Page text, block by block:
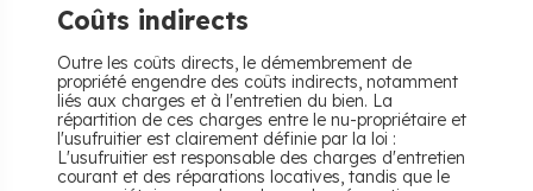
Coûts indirects
Outre les coûts directs, le démembrement de
propriété engendre des coûts indirects, notamment
liés aux charges et à l'entretien du bien. La
répartition de ces charges entre le nu-propriétaire et
l'usufruitier est clairement définie par la loi :
L'usufruitier est responsable des charges d'entretien
courant et des réparations locatives, tandis que le